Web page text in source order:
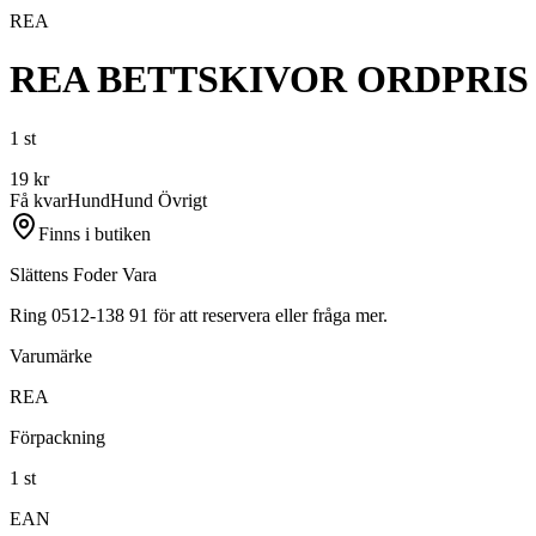
REA
REA BETTSKIVOR ORDPRIS
1 st
19 kr
Få kvarHundHund Övrigt
Finns i butiken
Slättens Foder Vara
Ring 0512-138 91 för att reservera eller fråga mer.
Varumärke
REA
Förpackning
1 st
EAN